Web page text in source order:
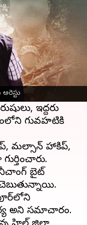
హత్య చేసిన
బ్యూరో ఆఫ్
ఇద్దరు
గువహటికి
మల్సాన్ హాకిప్,
బైట్
అని సమాచారం.